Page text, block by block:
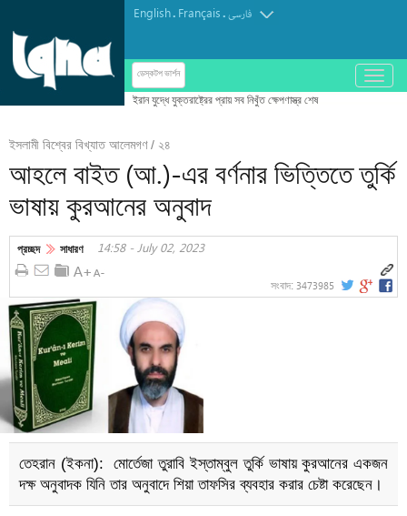
English. Français.فارسی
ডেস্কটপ ভার্শন
باز
و
ইসলামী বিশ্বের বিখ্যাত আলেমগণ / ২৪
আহলে বাইত (আ.)-এর বর্ণনার ভিত্তিতে তুর্কি
ভাষায় কুরআনের অনুবাদ
প্রচ্ছদ সাধারণ 14:58 - July 02, 2023
সংবাদ: 3473985
তেহরান (ইকনা): মোর্তেজা তুরাবি ইস্তাম্বুল তুর্কি ভাষায় কুরআনের একজন
দক্ষ অনুবাদক যিনি তার অনুবাদে শিয়া তাফসির ব্যবহার করার চেষ্টা করেছেন।